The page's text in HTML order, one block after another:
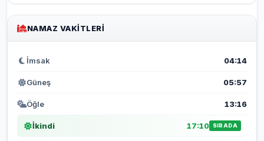
NAMAZ VAKITLERI
İmsak 04:14
Güneş 05:57
Öğle 13:16
İkindi 17:10 SIRADA